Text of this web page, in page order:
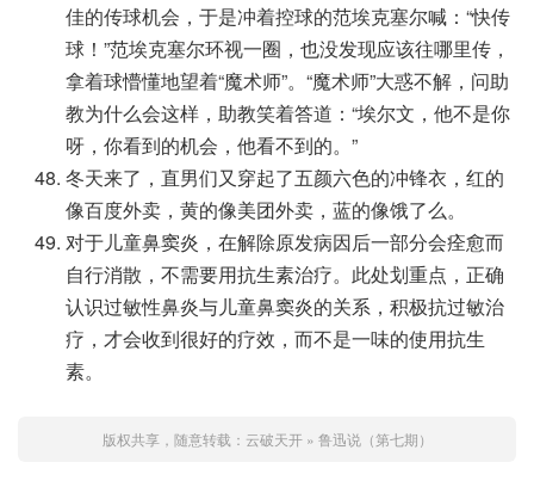
佳的传球机会，于是冲着控球的范埃克塞尔喊：“快传
球！”范埃克塞尔环视一圈，也没发现应该往哪里传，
拿着球懵懂地望着“魔术师”。“魔术师”大惑不解，问助
教为什么会这样，助教笑着答道：“埃尔文，他不是你
呀，你看到的机会，他看不到的。”
冬天来了，直男们又穿起了五颜六色的冲锋衣，红的
像百度外卖，黄的像美团外卖，蓝的像饿了么。
对于儿童鼻窦炎，在解除原发病因后一部分会痊愈而
自行消散，不需要用抗生素治疗。此处划重点，正确
认识过敏性鼻炎与儿童鼻窦炎的关系，积极抗过敏治
疗，才会收到很好的疗效，而不是一味的使用抗生
素。
版权共享，随意转载： 云破天开» 鲁迅说（第七期）